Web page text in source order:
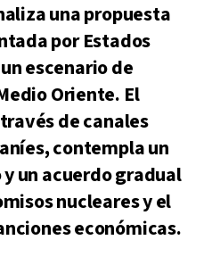
una propuesta
por Estados
escenario de
Oriente. El
de canales
contempla un
un acuerdo gradual
nucleares y el
económicas.